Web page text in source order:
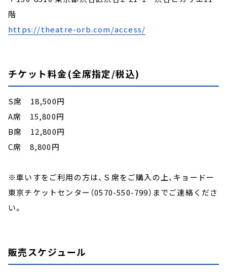
階
https://theatre-orb.com/access/
チケット料金(全席指定/税込)
S席 18,500円
A席 15,800円
B席 12,800円
C席 8,800円
※車いすをご利用の方は、Ｓ席をご購入の上、キョードー
東京チケットセンター（0570-550-799）までご連絡くださ
い。
販売スケジュール